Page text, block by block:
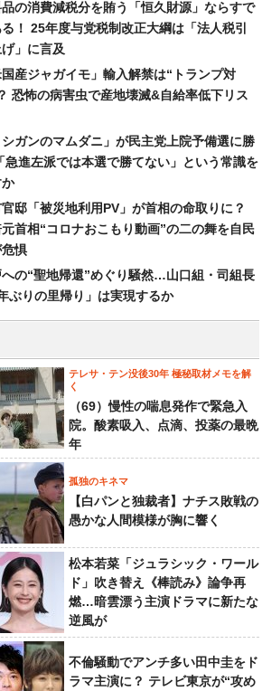
の消費減税分を賄う「恒久財源」ならすで
！ 25年度与党税制改正大綱は「法人税引
」に言及
国産ジャガイモ」輸入解禁は“トランプ対
恐怖の病害虫で産地壊滅&自給率低下リス
シガンのマムダニ」が民主党上院予備選に勝
急進左派では本選で勝てない」という常識を
邸「被災地利用PV」が首相の命取りに？
首相“コロナおこもり動画”の二の舞を自民
惧
の“聖地帰還”めぐり騒然…山口組・司組長
年ぶりの里帰り」は実現するか
テレサ・テン没後30年 極秘取材メモを解
く
（69）慢性の喘息発作で緊急入
院。酸素吸入、点滴、投薬の最晩
年
孤独のキネマ
【白パンと独裁者】ナチス敗戦の
愚かな人間模様が胸に響く
松本若菜「ジュラシック・ワール
ド」吹き替え《棒読み》論争再
燃…暗雲漂う主演ドラマに新たな
逆風が
不倫騒動でアンチ多い田中圭をド
ラマ主演に？ テレビ東京が“攻め